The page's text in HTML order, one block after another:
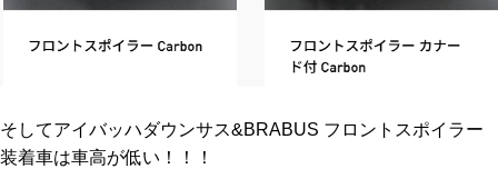
そしてアイバッハダウンサス&BRABUS フロントスポイラー
装着車は車高が低い！！！